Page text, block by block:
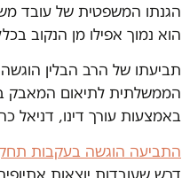
הגנתו המשפטית של עובד
הוא נמוך אפילו מן הנקוב
הממשלתית לתיאום המאבק
באמצעות עורך דינו, דניאל
התביעה הוגשה בעקבות